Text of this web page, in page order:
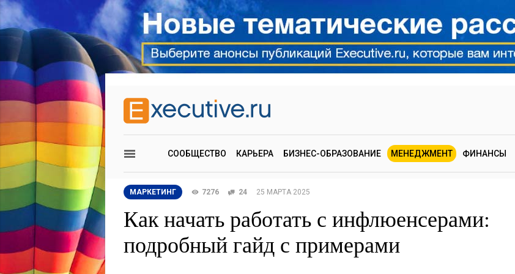
СООБЩЕСТВО КАРЬЕРА БИЗНЕС-ОБРАЗОВАНИЕ МЕНЕДЖМЕНТ ФИНАНСЫ
МАРКЕТИНГ 7276 24 25 МАРТА 2025
Как начать работать с инфлюенсерами:
подробный гайд с примерами